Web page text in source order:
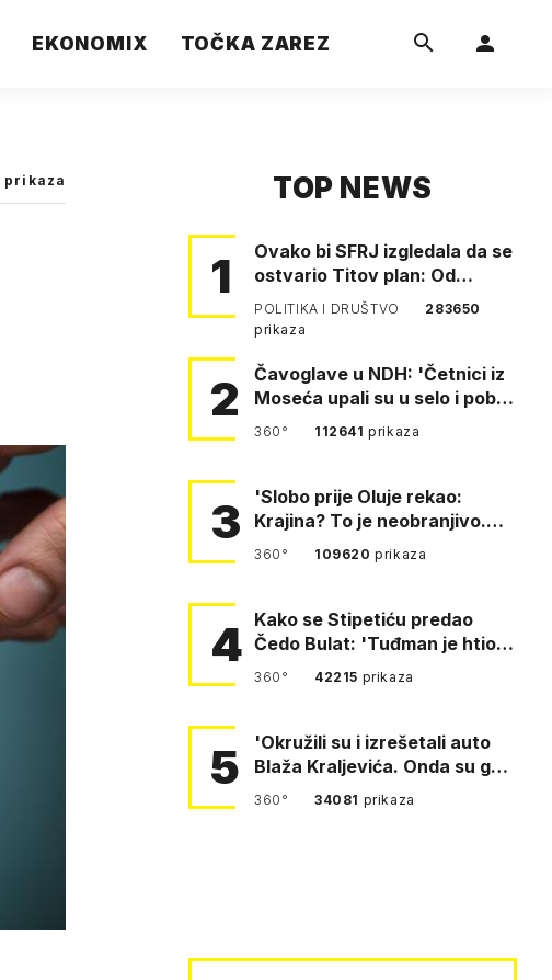
EKONOMIX TOČKA ZAREZ
prikaza TOP NEWS
1
Ovako bi SFRJ izgledala da se
ostvario Titov plan: Od
Klagenfurta do Istanbula!
POLITIKA I DRUŠTVO
283650
prikaza
2
Čavoglave u NDH: 'Četnici iz
Moseća upali su u selo i pobili
obitelj Perković'
360° 112641prikaza
3
'Slobo prije Oluje rekao:
Krajina? To je neobranjivo.
Tuđmana zvao Krivousti'
360° 109620prikaza
4 Kako se Stipetiću predao
Čedo Bulat: 'Tuđman je htio
da se prerušim u ženu'
360° 42215 prikaza
5
'Okružili su i izrešetali auto
Blaža Kraljevića. Onda su ga
vukli po cesti'
360° 34081 prikaza